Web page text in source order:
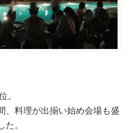
。
、料理が出揃い始め会場も盛
。